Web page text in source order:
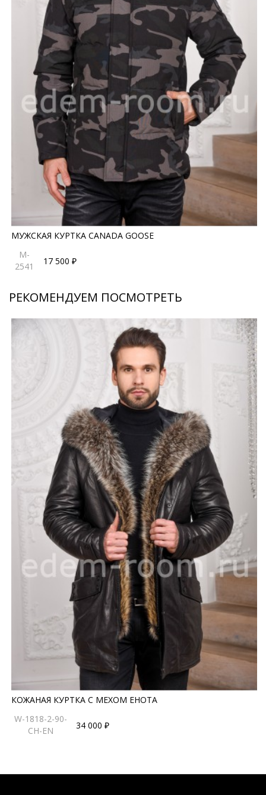
МУЖСКАЯ КУРТКА CANADA GOOSE
M-
2541
17 500 ₽
РЕКОМЕНДУЕМ ПОСМОТРЕТЬ
КОЖАНАЯ КУРТКА С МЕХОМ ЕНОТА
W-1818-2-90-
CH-EN
34 000 ₽